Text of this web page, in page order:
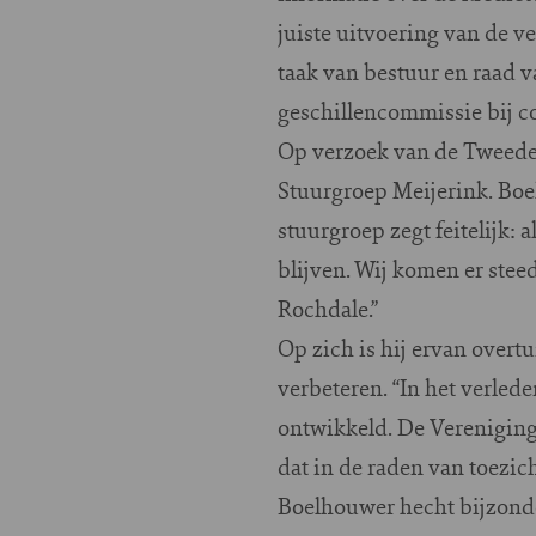
juiste uitvoering van de
taak van bestuur en raad
geschillencommissie bij
Op verzoek van de
Stuurgroep Meijerink.
stuurgroep zegt feitelijk:
blijven. Wij komen er
Rochdale.”
Op zich is hij ervan
verbeteren. “In het
ontwikkeld. De
dat in de raden van
Boelhouwer hecht